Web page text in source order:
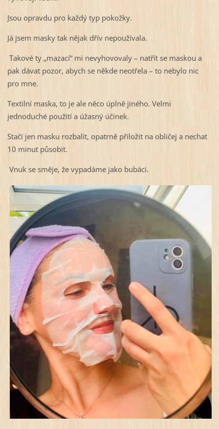
Jsou opravdu pro každý typ pokožky.
Já jsem masky tak nějak dřív nepoužívala.
Takové ty „mazací“ mi nevyhovovaly – natřít se maskou a
pak dávat pozor, abych se někde neotřela – to nebylo nic
pro mne.
Textilní maska, to je ale něco úplně jiného. Velmi
jednoduché použití a úžasný účinek.
Stačí jen masku rozbalit, opatrně přiložit na obličej a nechat
10 minut působit.
Vnuk se směje, že vypadáme jako bubáci.